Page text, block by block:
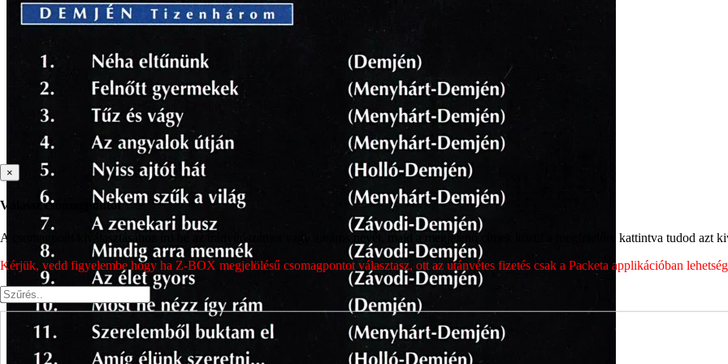
×
Válassz csomagpontot
A csomagpont kiválasztásához írd be az irányítószámot vagy a város nevét, majd a megjelenő címek közül a megfelelőre kattintva tudod azt
Kérjük, vedd figyelembe hogy ha Z-BOX megjelölésű csomagpontot választasz, ott az utánvétes fizetés csak a Packeta applikációban